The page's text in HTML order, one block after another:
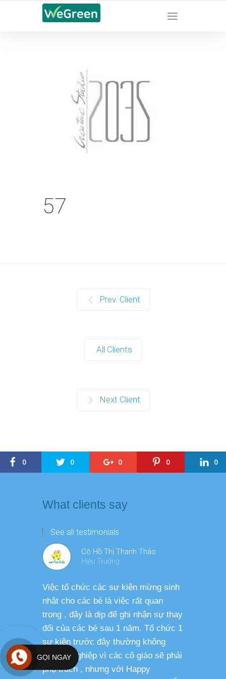
CHỨNG NHẬN SẢN PHẨM BỀN VỮNG
57
Prev. Client
All Clients
Next Client
0 0 0 0 0
What clients say
See all testimonials
Cô Hồ Thị Thanh Thảo
Hiệu Trưởng
Việc tổ chức các sự kiện mừng sinh
nhật cho các bé là việc rất quan
trọng , đây là dịp để ghi nhận sự thay
đổi của các bé sau 1 năm. Tổ chức 1
sự kiện trước đây thường không
chuyên nghiệp vì các cô giáo sẽ phải
phụ trách , nhưng với Happy
GỌI NGAY